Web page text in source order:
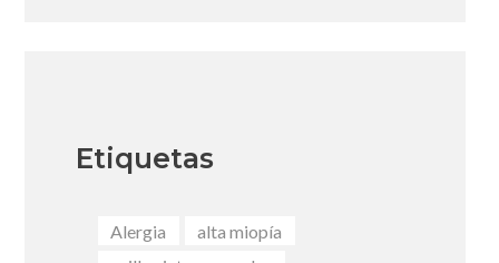
Etiquetas
Alergia
alta miopía